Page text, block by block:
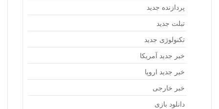
پردازنده جدید
تبلت جدید
تکنولوژی جدید
خبر جدید آمریکا
خبر جدید اروپا
خبر خارجی
دانلود بازی